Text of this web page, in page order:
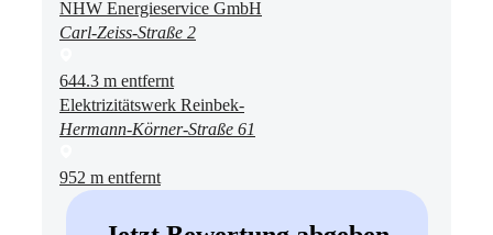
NHW Energieservice GmbH
Carl-Zeiss-Straße 2
644.3 m entfernt
Elektrizitätswerk Reinbek-
Hermann-Körner-Straße 61
952 m entfernt